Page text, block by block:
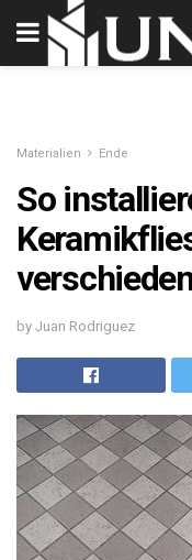
Materialien Ende
So
by Juan Rodriguez